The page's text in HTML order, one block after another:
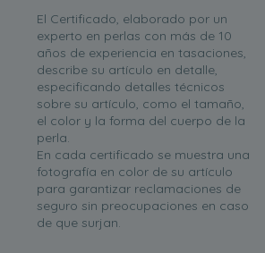
El Certificado, elaborado por un
experto en perlas con más de 10
años de experiencia en tasaciones,
describe su artículo en detalle,
especificando detalles técnicos
sobre su artículo, como el tamaño,
el color y la forma del cuerpo de la
perla.
En cada certificado se muestra una
fotografía en color de su artículo
para garantizar reclamaciones de
seguro sin preocupaciones en caso
de que surjan.